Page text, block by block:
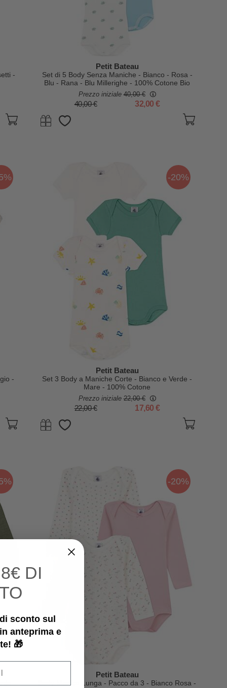
-
Petit Bateau
Set di 5 Body Senza Maniche - Bianco - Rosa -
Blu - Rana - Blu Millerighe - 100% Cotone Bio
Prezzo iniziale40,00 €
40,00 € 32,00 €
-
-20%
Petit Bateau
Set 3 Body a Maniche Corte - Bianco e Verde -
Mare - 100% Cotone
Prezzo iniziale22,00 €
22,00 € 17,60 €
-20%
Petit Bateau
Body Manica Lunga - Pacco da 3 - Bianco Rosa -
8€ DI
sconto sul
anteprima e
🎁